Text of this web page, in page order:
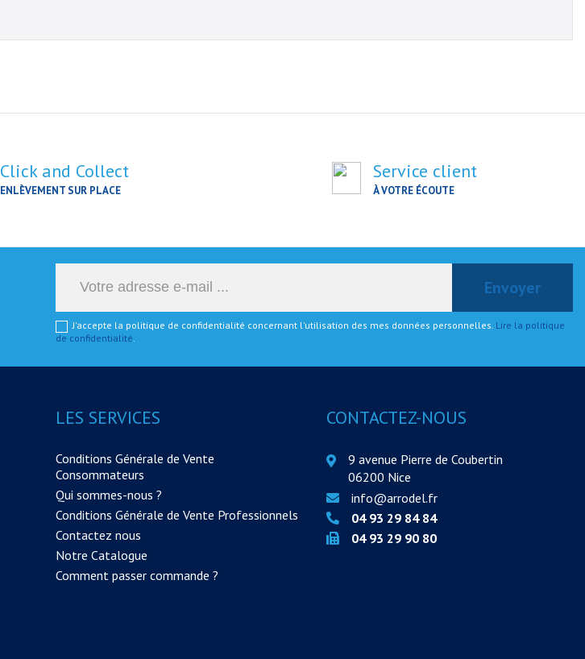
Click and Collect
ENLÈVEMENT SUR PLACE
Service client
À VOTRE ÉCOUTE
J'accepte la politique de confidentialité concernant l'utilisation des mes données personnelles. Lire la politique
de confidentialité
LES SERVICES
Conditions Générale de Vente
Consommateurs
Qui sommes-nous ?
Conditions Générale de Vente Professionnels
Contactez nous
Notre Catalogue
Comment passer commande ?
CONTACTEZ-NOUS
9 avenue Pierre de Coubertin
06200 Nice
info@arrodel.fr
04 93 29 84 84
04 93 29 90 80